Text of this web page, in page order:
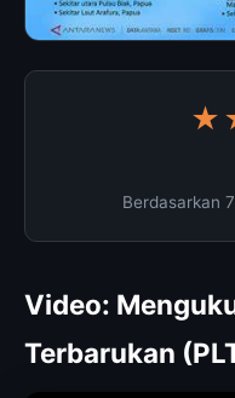
Berdasarkan
Video:
Terbarukan